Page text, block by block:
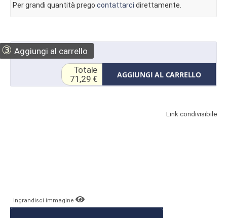
Per grandi quantità prego contattarci direttamente.
③ Aggiungi al carrello
AGGIUNGI AL CARRELLO
Totale
71,29 €
Link condivisibile
Ingrandisci immagine